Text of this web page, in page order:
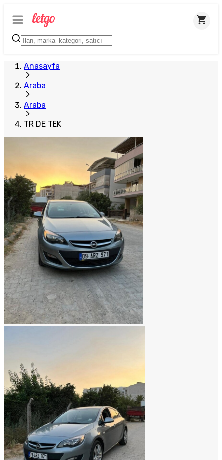
Anasayfa
Araba
Araba
TR DE TEK